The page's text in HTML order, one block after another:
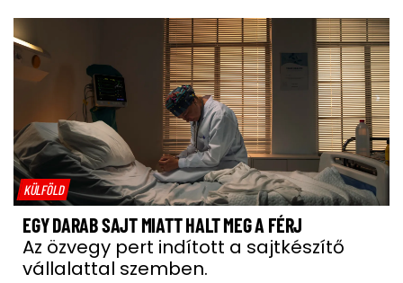
KÜLFÖLD
EGY DARAB SAJT MIATT HALT MEG A FÉRJ
Az özvegy pert indított a sajtkészítő
vállalattal szemben.